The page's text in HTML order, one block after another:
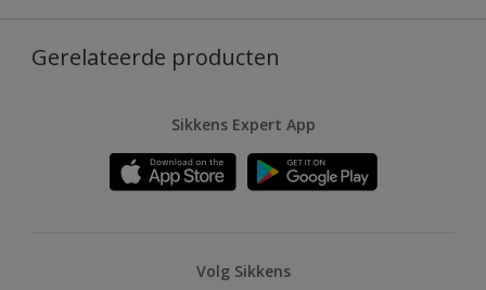
Gerelateerde producten
Sikkens Expert App
Volg Sikkens